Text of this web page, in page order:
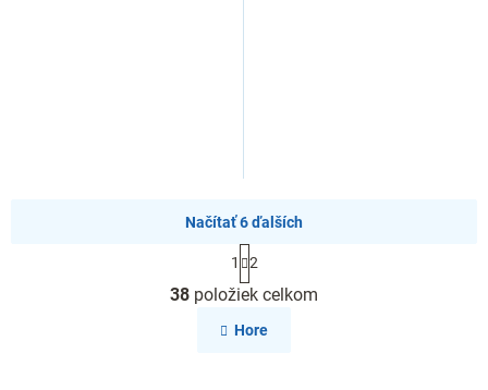
O
v
l
Načítať 6 ďalších
S
t
r
á
n
1 2
38 položiek celkom
Hore